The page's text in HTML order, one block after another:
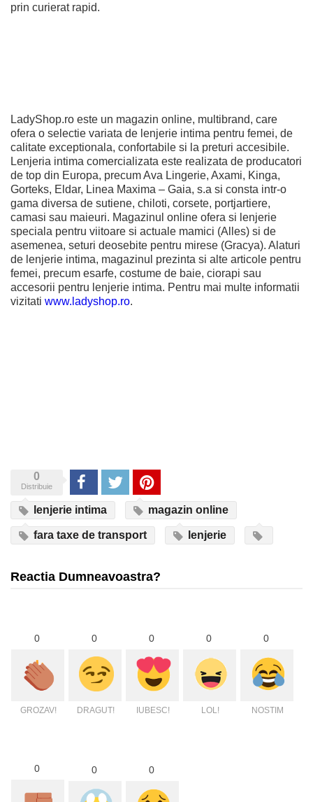
prin curierat rapid.
LadyShop.ro este un magazin online, multibrand, care
ofera o selectie variata de lenjerie intima pentru femei, de
calitate exceptionala, confortabile si la preturi accesibile.
Lenjeria intima comercializata este realizata de producatori
de top din Europa, precum Ava Lingerie, Axami, Kinga,
Gorteks, Eldar, Linea Maxima – Gaia, s.a si consta intr-o
gama diversa de sutiene, chiloti, corsete, portjartiere,
camasi sau maieuri. Magazinul online ofera si lenjerie
speciala pentru viitoare si actuale mamici (Alles) si de
asemenea, seturi deosebite pentru mirese (Gracya). Alaturi
de lenjerie intima, magazinul prezinta si alte articole pentru
femei, precum esarfe, costume de baie, ciorapi sau
accesorii pentru lenjerie intima. Pentru mai multe informatii
vizitati www.ladyshop.ro.
0
Distribuie Share Tweet Pinterest
lenjerie intima magazin online
fara taxe de transport lenjerie
Reactia Dumneavoastra?
0
GROZAV!
0
DRAGUT!
0
IUBESC!
0
LOL!
0
NOSTIM
0 0 0